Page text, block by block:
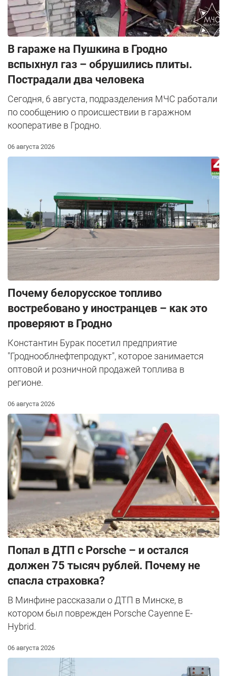
В гараже на Пушкина в Гродно
вспыхнул газ – обрушились плиты.
Пострадали два человека
Сегодня, 6 августа, подразделения МЧС работали
по сообщению о происшествии в гаражном
кооперативе в Гродно.
06 августа 2026
Почему белорусское топливо
востребовано у иностранцев – как это
проверяют в Гродно
Константин Бурак посетил предприятие
"Гроднооблнефтепродукт", которое занимается
оптовой и розничной продажей топлива в
регионе.
06 августа 2026
​Попал в ДТП с Porsche – и остался
должен 75 тысяч рублей. Почему не
спасла страховка?
В Минфине рассказали о ДТП в Минске, в
котором был поврежден Porsche Cayenne E-
Hybrid.
06 августа 2026